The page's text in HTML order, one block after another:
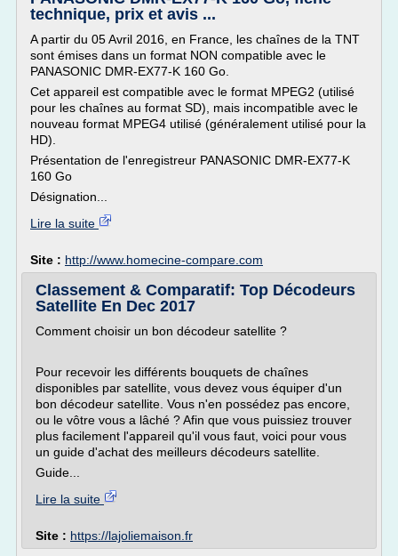
technique, prix et avis ...
A partir du 05 Avril 2016, en France, les chaînes de la TNT
sont émises dans un format NON compatible avec le
PANASONIC DMR-EX77-K 160 Go.
Cet appareil est compatible avec le format MPEG2 (utilisé
pour les chaînes au format SD), mais incompatible avec le
nouveau format MPEG4 utilisé (généralement utilisé pour la
HD).
Présentation de l'enregistreur PANASONIC DMR-EX77-K
160 Go
Désignation...
Lire la suite
Site : http://www.homecine-compare.com
Classement & Comparatif: Top Décodeurs
Satellite En Dec 2017
Comment choisir un bon décodeur satellite ?
Pour recevoir les différents bouquets de chaînes
disponibles par satellite, vous devez vous équiper d'un
bon décodeur satellite. Vous n'en possédez pas encore,
ou le vôtre vous a lâché ? Afin que vous puissiez trouver
plus facilement l'appareil qu'il vous faut, voici pour vous
un guide d'achat des meilleurs décodeurs satellite.
Guide...
Lire la suite
Site : https://lajoliemaison.fr